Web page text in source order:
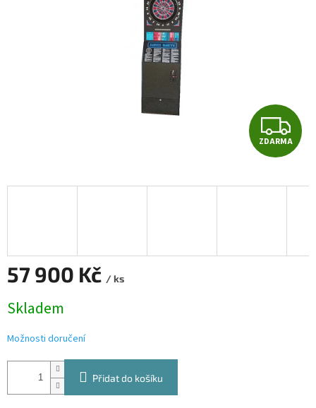
Z
D
A
ZDARMA
57 900 Kč / ks
cena:
Skladem
Možnosti doručení
Přidat do košíku